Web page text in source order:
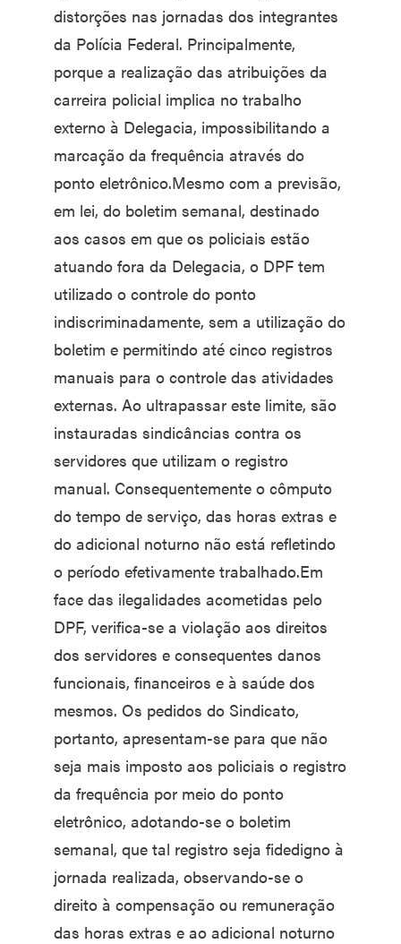
distorções nas jornadas dos integrantes
da Polícia Federal. Principalmente,
porque a realização das atribuições da
carreira policial implica no trabalho
externo à Delegacia, impossibilitando a
marcação da frequência através do
ponto eletrônico.Mesmo com a previsão,
em lei, do boletim semanal, destinado
aos casos em que os policiais estão
atuando fora da Delegacia, o DPF tem
utilizado o controle do ponto
indiscriminadamente, sem a utilização do
boletim e permitindo até cinco registros
manuais para o controle das atividades
externas. Ao ultrapassar este limite, são
instauradas sindicâncias contra os
servidores que utilizam o registro
manual. Consequentemente o cômputo
do tempo de serviço, das horas extras e
do adicional noturno não está refletindo
o período efetivamente trabalhado.Em
face das ilegalidades acometidas pelo
DPF, verifica-se a violação aos direitos
dos servidores e consequentes danos
funcionais, financeiros e à saúde dos
mesmos. Os pedidos do Sindicato,
portanto, apresentam-se para que não
seja mais imposto aos policiais o registro
da frequência por meio do ponto
eletrônico, adotando-se o boletim
semanal, que tal registro seja fidedigno à
jornada realizada, observando-se o
direito à compensação ou remuneração
das horas extras e ao adicional noturno